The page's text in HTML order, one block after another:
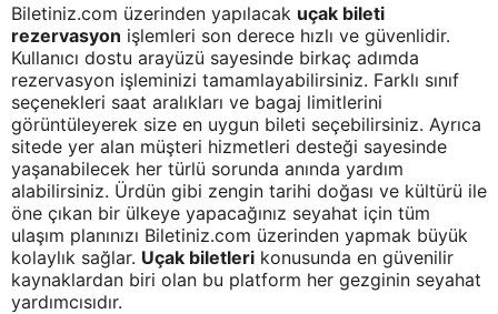
Biletiniz.com üzerinden yapılacak uçak bileti
rezervasyon işlemleri son derece hızlı ve güvenlidir.
Kullanıcı dostu arayüzü sayesinde birkaç adımda
rezervasyon işleminizi tamamlayabilirsiniz. Farklı sınıf
seçenekleri saat aralıkları ve bagaj limitlerini
görüntüleyerek size en uygun bileti seçebilirsiniz. Ayrıca
sitede yer alan müşteri hizmetleri desteği sayesinde
yaşanabilecek her türlü sorunda anında yardım
alabilirsiniz. Ürdün gibi zengin tarihi doğası ve kültürü ile
öne çıkan bir ülkeye yapacağınız seyahat için tüm
ulaşım planınızı Biletiniz.com üzerinden yapmak büyük
kolaylık sağlar. Uçak biletleri konusunda en güvenilir
kaynaklardan biri olan bu platform her gezginin seyahat
yardımcısıdır.